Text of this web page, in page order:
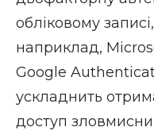
обліковому
наприклад,
Google
ускладнить
доступ